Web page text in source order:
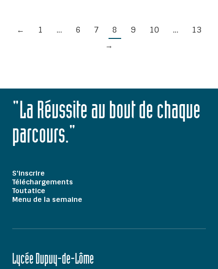
← 1 … 6 7 8 9 10 …
13
→
"La Réussite au bout de chaque
parcours."
S'inscrire
Téléchargements
Toutatice
Menu de la semaine
Lycée Dupuy-de-Lôme